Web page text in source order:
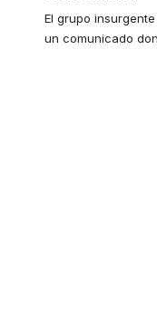
El grupo
un comunicado